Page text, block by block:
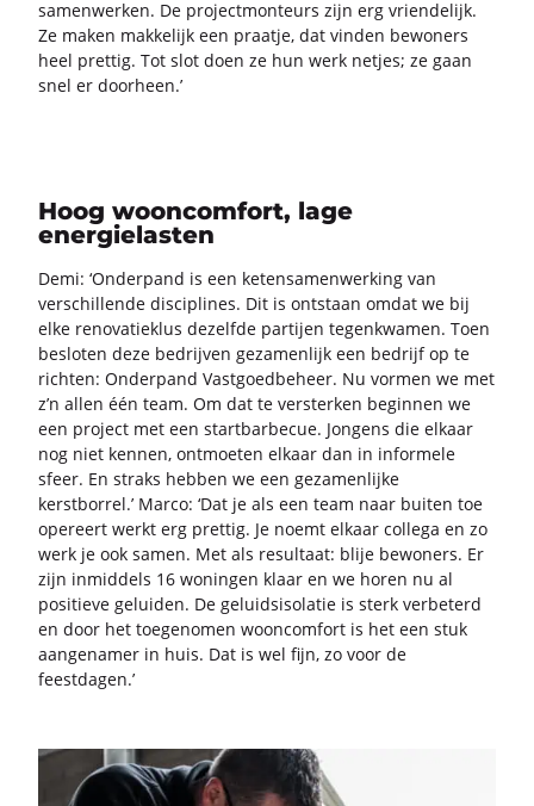
sa­men­wer­ken. De pro­ject­mon­teurs zijn erg vrien­de­lijk.
Ze maken mak­ke­lijk een praat­je, dat vin­den be­wo­ners
heel pret­tig. Tot slot doen ze hun werk net­jes; ze gaan
snel er door­heen.’
Hoog wooncomfort, lage
energielasten
Demi: ‘On­der­pand is een ke­ten­sa­men­wer­king van
ver­schil­len­de dis­ci­pli­nes. Dit is ont­staan omdat we bij
elke re­no­va­tie­klus de­zelf­de par­tij­en te­gen­kwa­men. Toen
be­slo­ten deze be­drij­ven ge­za­men­lijk een be­drijf op te
rich­ten: On­der­pand Vast­goed­be­heer. Nu vor­men we met
z’n allen één team. Om dat te ver­ster­ken be­gin­nen we
een pro­ject met een start­bar­be­cue. Jon­gens die el­kaar
nog niet ken­nen, ont­moe­ten el­kaar dan in in­for­me­le
sfeer. En straks heb­ben we een ge­za­men­lij­ke
kerst­bor­rel.’ Marco: ‘Dat je als een team naar bui­ten toe
ope­reert werkt erg pret­tig. Je noemt el­kaar col­le­ga en zo
werk je ook samen. Met als re­sul­taat: blije be­wo­ners. Er
zijn in­mid­dels 16 wo­nin­gen klaar en we horen nu al
po­si­tie­ve ge­lui­den. De ge­luids­iso­la­tie is sterk ver­be­terd
en door het toe­ge­no­men woon­com­fort is het een stuk
aan­ge­na­mer in huis. Dat is wel fijn, zo voor de
feest­da­gen.’